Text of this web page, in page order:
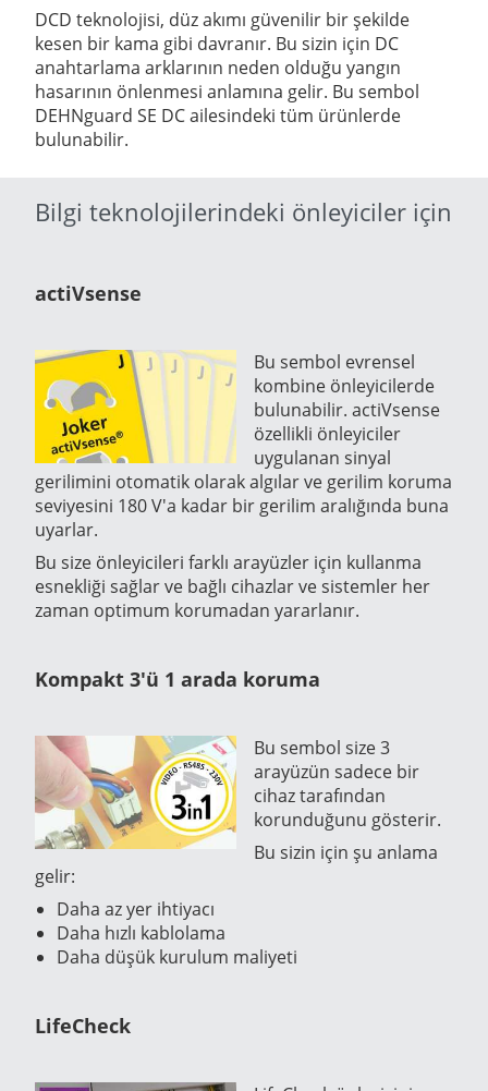
DCD teknolojisi, düz akımı güvenilir bir şekilde
kesen bir kama gibi davranır. Bu sizin için DC
anahtarlama arklarının neden olduğu yangın
hasarının önlenmesi anlamına gelir. Bu sembol
DEHNguard SE DC ailesindeki tüm ürünlerde
bulunabilir.
Bilgi teknolojilerindeki önleyiciler için
actiVsense
Bu sembol evrensel
kombine önleyicilerde
bulunabilir. actiVsense
özellikli önleyiciler
uygulanan sinyal
gerilimini otomatik olarak algılar ve gerilim koruma
seviyesini 180 V'a kadar bir gerilim aralığında buna
uyarlar.
Bu size önleyicileri farklı arayüzler için kullanma
esnekliği sağlar ve bağlı cihazlar ve sistemler her
zaman optimum korumadan yararlanır.
Kompakt 3'ü 1 arada koruma
Bu sembol size 3
arayüzün sadece bir
cihaz tarafından
korunduğunu gösterir.
Bu sizin için şu anlama
gelir:
Daha az yer ihtiyacı
Daha hızlı kablolama
Daha düşük kurulum maliyeti
LifeCheck